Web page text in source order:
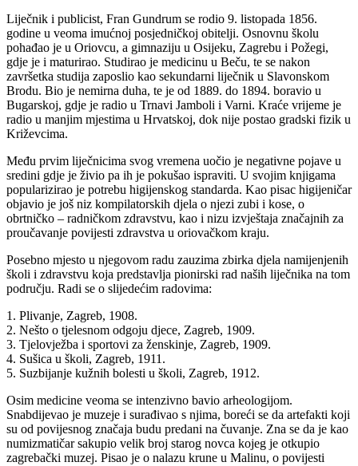
Liječnik i publicist, Fran Gundrum se rodio 9. listopada 1856.
godine u veoma imućnoj posjedničkoj obitelji. Osnovnu školu
pohađao je u Oriovcu, a gimnaziju u Osijeku, Zagrebu i Požegi,
gdje je i maturirao. Studirao je medicinu u Beču, te se nakon
završetka studija zaposlio kao sekundarni liječnik u Slavonskom
Brodu. Bio je nemirna duha, te je od 1889. do 1894. boravio u
Bugarskoj, gdje je radio u Trnavi Jamboli i Varni. Kraće vrijeme je
radio u manjim mjestima u Hrvatskoj, dok nije postao gradski fizik u
Križevcima.
Među prvim liječnicima svog vremena uočio je negativne pojave u
sredini gdje je živio pa ih je pokušao ispraviti. U svojim knjigama
popularizirao je potrebu higijenskog standarda. Kao pisac higijeničar
objavio je još niz kompilatorskih djela o njezi zubi i kose, o
obrtničko – radničkom zdravstvu, kao i nizu izvještaja značajnih za
proučavanje povijesti zdravstva u oriovačkom kraju.
Posebno mjesto u njegovom radu zauzima zbirka djela namijenjenih
školi i zdravstvu koja predstavlja pionirski rad naših liječnika na tom
području. Radi se o slijedećim radovima:
1. Plivanje, Zagreb, 1908.
2. Nešto o tjelesnom odgoju djece, Zagreb, 1909.
3. Tjelovježba i sportovi za ženskinje, Zagreb, 1909.
4. Sušica u školi, Zagreb, 1911.
5. Suzbijanje kužnih bolesti u školi, Zagreb, 1912.
Osim medicine veoma se intenzivno bavio arheologijom.
Snabdijevao je muzeje i surađivao s njima, boreći se da artefakti koji
su od povijesnog značaja budu predani na čuvanje. Zna se da je kao
numizmatičar sakupio velik broj starog novca kojeg je otkupio
zagrebački muzej. Pisao je o nalazu krune u Malinu, o povijesti